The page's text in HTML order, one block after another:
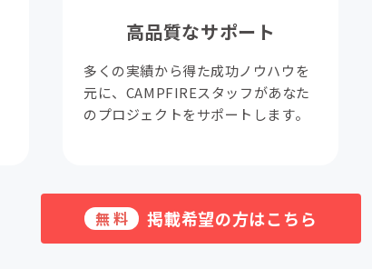
高品質なサポート
多くの実績から得た成功ノウハウを
元に、CAMPFIREスタッフがあなた
のプロジェクトをサポートします。
無料 掲載希望の方はこちら